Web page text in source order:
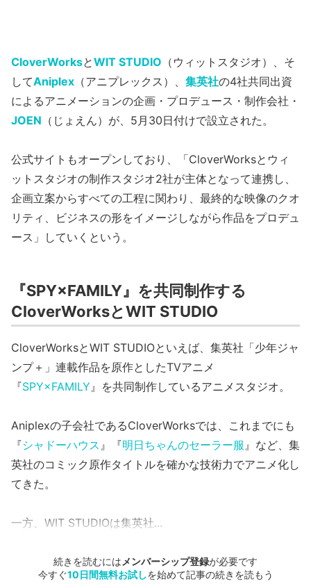
CloverWorksとWIT STUDIO （ウィットスタジオ）、そ
してAniplex （アニプレックス）、 集英社の4社共同出資
によるアニメーションの企画・プロデュース・制作会社・
JOEN （じょえん）が、5月30日付けで設立された。
公式サイトもオープンしており、「CloverWorksとウィ
ットスタジオの制作スタジオ2社が主体となって連携し、
企画立案からすべての工程に関わり、最終的な映像のクオ
リティ、ビジネスの形をイメージしながら作品をプロデュ
ース」していくという。
『SPY×FAMILY』を共同制作する
CloverWorksとWIT STUDIO
CloverWorksとWIT STUDIOといえば、集英社「少年ジャ
ンプ＋」連載作品を原作としたTVアニメ
『SPY×FAMILY 』を共同制作しているアニメスタジオ。
Aniplexの子会社であるCloverWorksでは、これまでにも
『シャドーハウス 』『明日ちゃんのセーラー服 』など、集
英社のコミック原作タイトルを確かな技術力でアニメ化し
てきた。
一方、WIT STUDIOは集英社...
続きを読むには メンバーシップ登録が必要です
今すぐ10日間無料お試しを始めて記事の続きを読もう